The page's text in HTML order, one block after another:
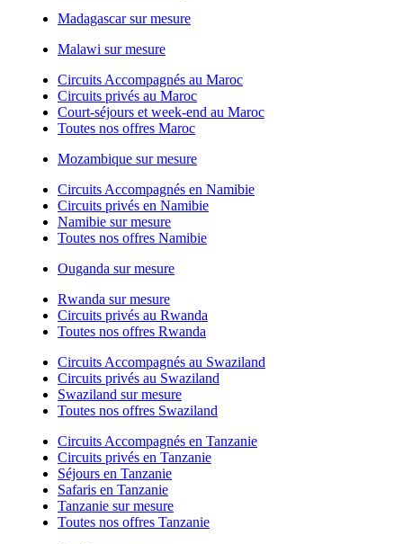
Madagascar sur mesure
Malawi sur mesure
Circuits Accompagnés au Maroc
Circuits privés au Maroc
Court-séjours et week-end au Maroc
Toutes nos offres Maroc
Mozambique sur mesure
Circuits Accompagnés en Namibie
Circuits privés en Namibie
Namibie sur mesure
Toutes nos offres Namibie
Ouganda sur mesure
Rwanda sur mesure
Circuits privés au Rwanda
Toutes nos offres Rwanda
Circuits Accompagnés au Swaziland
Circuits privés au Swaziland
Swaziland sur mesure
Toutes nos offres Swaziland
Circuits Accompagnés en Tanzanie
Circuits privés en Tanzanie
Séjours en Tanzanie
Safaris en Tanzanie
Tanzanie sur mesure
Toutes nos offres Tanzanie